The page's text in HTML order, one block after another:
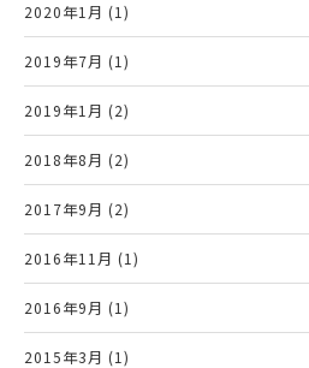
2020年1月 (1)
2019年7月 (1)
2019年1月 (2)
2018年8月 (2)
2017年9月 (2)
2016年11月 (1)
2016年9月 (1)
2015年3月 (1)